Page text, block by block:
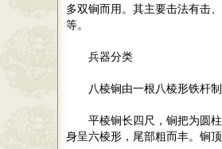
多双锏而用。其主要击法有击
等。
兵器分类
八棱锏由一根八棱形铁杆
平棱锏长四尺，锏把为圆
身呈六棱形，尾部粗而丰。锏